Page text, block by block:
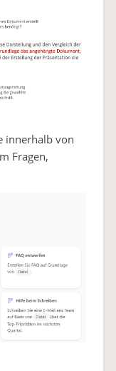
innerhalb von
Fragen,